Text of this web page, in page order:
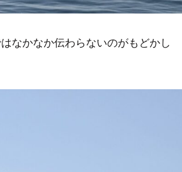
なかなか伝わらないのがもどかし